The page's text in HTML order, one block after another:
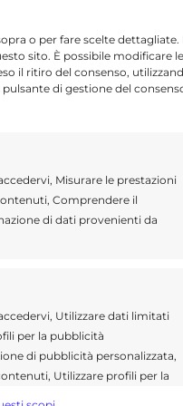
o per fare scelte dettagliate.
sito. È possibile modificare le
il ritiro del consenso,
di gestione del
Misurare le prestazioni
Comprendere il
di dati provenienti da
Utilizzare dati limitati
per la pubblicità
di pubblicità personalizzata,
Utilizzare profili per la
di
che si
di portare
produzione
L’attività si
collettivo,
con l’obiettivo